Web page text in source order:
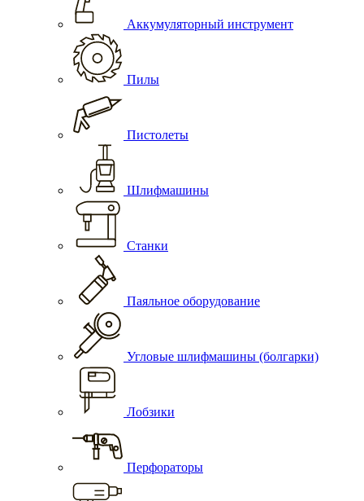
Аккумуляторный инструмент
Пилы
Пистолеты
Шлифмашины
Станки
Паяльное оборудование
Угловые шлифмашины (болгарки)
Лобзики
Перфораторы